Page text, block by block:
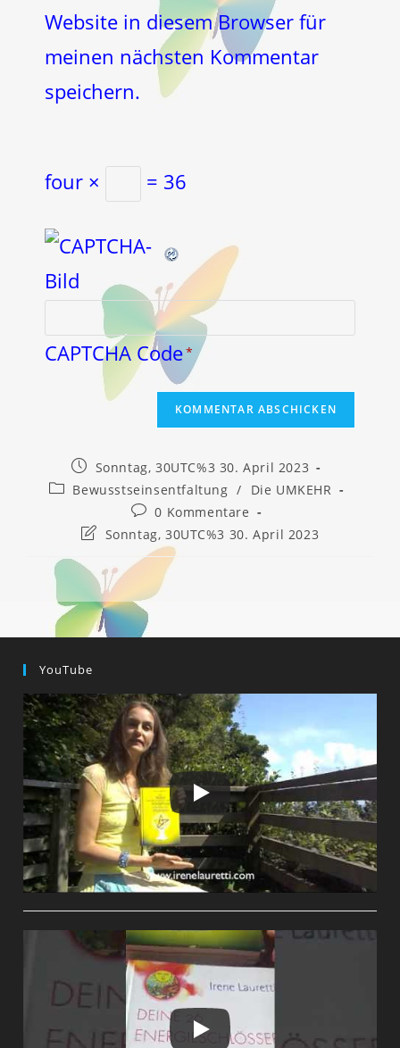
Website in diesem Browser für
meinen nächsten Kommentar
speichern.
four × = 36
CAPTCHA Code*
Beitrag
veröffentlicht:
Sonntag, 30UTC%3 30. April 2023
Beitrags-
Bewusstseinsentfaltung /
Die UMKEHR
Beitrags-
Kommentare:
0 Kommentare
Beitrag
geändert
am:
Sonntag, 30UTC%3 30. April 2023
YouTube